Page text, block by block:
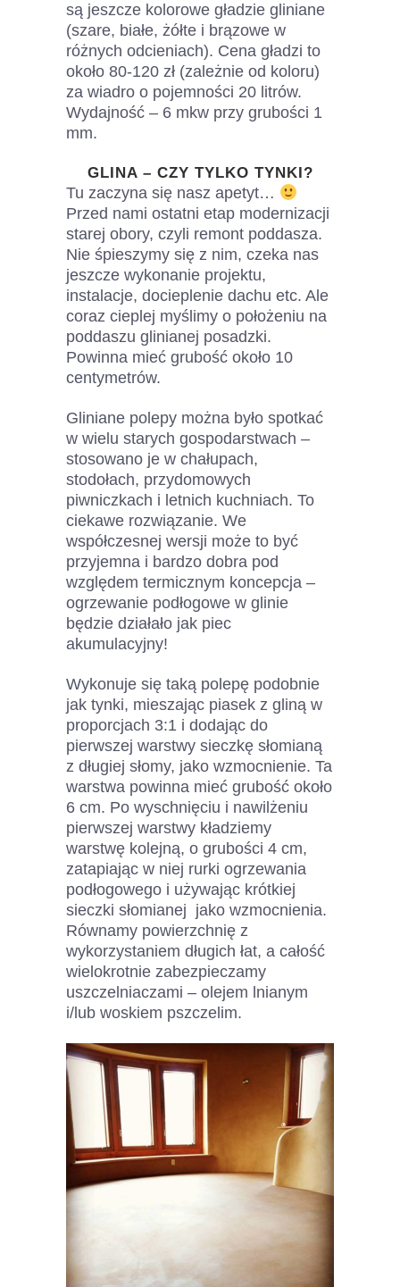
są jeszcze kolorowe gładzie gliniane
(szare, białe, żółte i brązowe w
różnych odcieniach). Cena gładzi to
około 80-120 zł (zależnie od koloru)
za wiadro o pojemności 20 litrów.
Wydajność – 6 mkw przy grubości 1
mm.
GLINA – CZY TYLKO TYNKI?
Tu zaczyna się nasz apetyt…
Przed nami ostatni etap modernizacji
starej obory, czyli remont poddasza.
Nie śpieszymy się z nim, czeka nas
jeszcze wykonanie projektu,
instalacje, docieplenie dachu etc. Ale
coraz cieplej myślimy o położeniu na
poddaszu glinianej posadzki.
Powinna mieć grubość około 10
centymetrów.
Gliniane polepy można było spotkać
w wielu starych gospodarstwach –
stosowano je w chałupach,
stodołach, przydomowych
piwniczkach i letnich kuchniach. To
ciekawe rozwiązanie. We
współczesnej wersji może to być
przyjemna i bardzo dobra pod
względem termicznym koncepcja –
ogrzewanie podłogowe w glinie
będzie działało jak piec
akumulacyjny!
Wykonuje się taką polepę podobnie
jak tynki, mieszając piasek z gliną w
proporcjach 3:1 i dodając do
pierwszej warstwy sieczkę słomianą
z długiej słomy, jako wzmocnienie. Ta
warstwa powinna mieć grubość około
6 cm. Po wyschnięciu i nawilżeniu
pierwszej warstwy kładziemy
warstwę kolejną, o grubości 4 cm,
zatapiając w niej rurki ogrzewania
podłogowego i używając krótkiej
sieczki słomianej jako wzmocnienia.
Równamy powierzchnię z
wykorzystaniem długich łat, a całość
wielokrotnie zabezpieczamy
uszczelniaczami – olejem lnianym
i/lub woskiem pszczelim.